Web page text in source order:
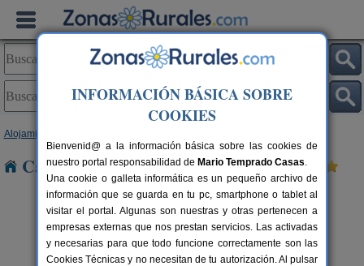
Alojamientos
Casas Rurales cerca de Elduain
INFORMACIÓN BÁSICA SOBRE
COOKIES
Bienvenid@ a la información básica sobre las cookies de
nuestro portal responsabilidad de Mario Temprado Casas.
Una cookie o galleta informática es un pequeño archivo de
información que se guarda en tu pc, smartphone o tablet al
visitar el portal. Algunas son nuestras y otras pertenecen a
empresas externas que nos prestan servicios. Las activadas
y necesarias para que todo funcione correctamente son las
Cookies Técnicas y no necesitan de tu autorización. Al pulsar